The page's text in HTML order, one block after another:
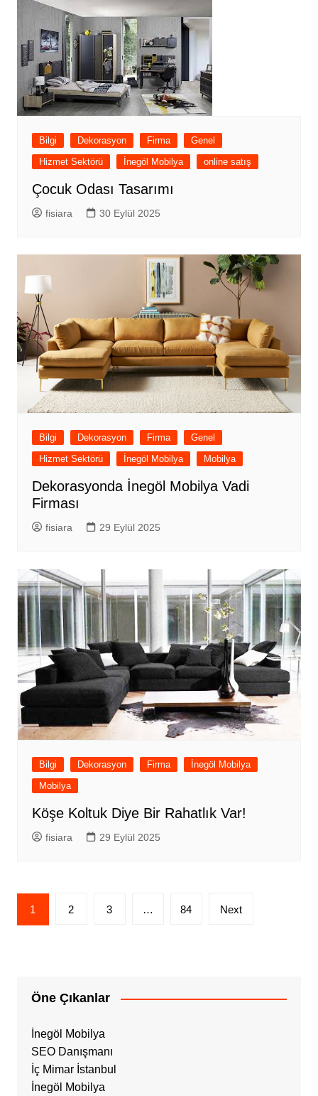
Bilgi Dekorasyon Firma
Genel
Hizmet Sektörü
İnegöl Mobilya online satış
Çocuk Odası Tasarımı
fisiara 30 Eylül 2025
Bilgi Dekorasyon Firma
Genel
Hizmet Sektörü
İnegöl Mobilya Mobilya
Dekorasyonda İnegöl Mobilya Vadi
Firması
fisiara 29 Eylül 2025
Bilgi Dekorasyon Firma
İnegöl Mobilya
Mobilya
Köşe Koltuk Diye Bir Rahatlık Var!
fisiara 29 Eylül 2025
Yazı
sayfalandırması
1 2 3 … 84 Next
Öne Çıkanlar
İnegöl Mobilya
SEO Danışmanı
İç Mimar İstanbul
İnegöl Mobilya